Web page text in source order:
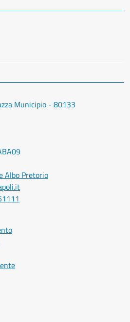
Municipio - 80133
Albo Pretorio